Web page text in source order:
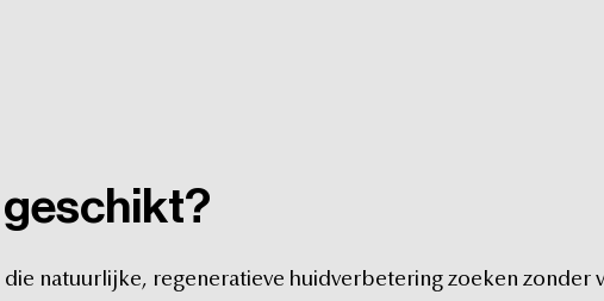
geschikt?
die natuurlijke, regeneratieve huidverbetering zoeken zonder